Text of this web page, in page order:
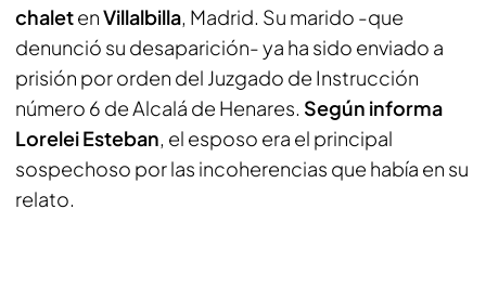
chaletenVillalbilla, Madrid. Su marido -que
denunció su desaparición- ya ha sido enviado a
prisión por orden del Juzgado de Instrucción
número 6 de Alcalá de Henares. Según informa
Lorelei Esteban, el esposo era el principal
sospechoso por las incoherencias que había en su
relato.